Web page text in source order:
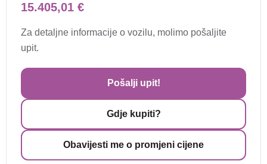
15.405,01 €
Za detaljne informacije o vozilu, molimo pošaljite
upit.
Pošalji upit!
Gdje kupiti?
Obavijesti me o promjeni cijene